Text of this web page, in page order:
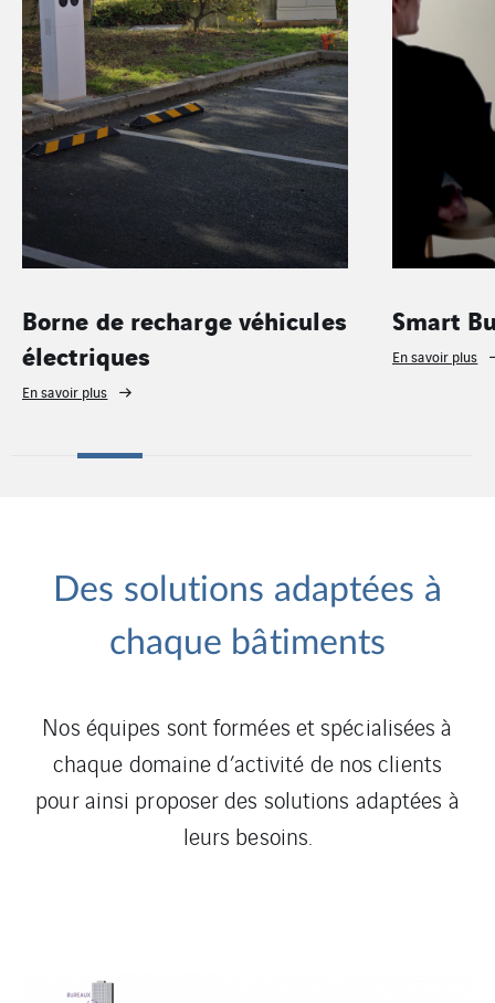
Borne de recharge véhicules
électriques
En savoir plus
Smart
En savoir plus
Des solutions adaptées à
chaque bâtiments
Nos équipes sont formées et spécialisées à
chaque domaine d’activité de nos clients
pour ainsi proposer des solutions adaptées à
leurs besoins.